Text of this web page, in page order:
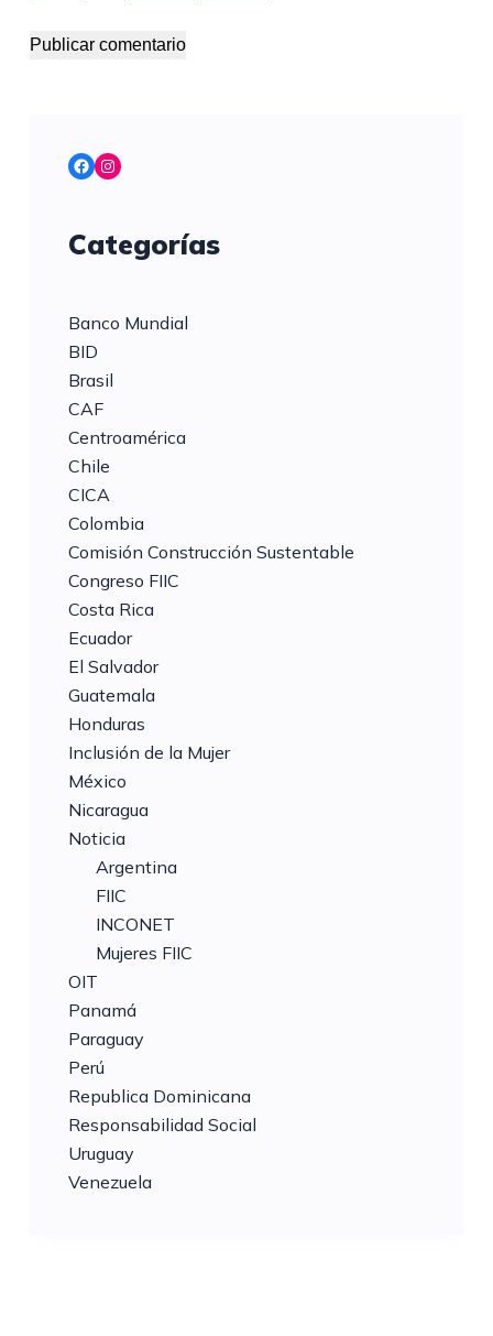
Publicar comentario
Facebook
Instagram
Categorías
Banco Mundial
BID
Brasil
CAF
Centroamérica
Chile
CICA
Colombia
Comisión Construcción Sustentable
Congreso FIIC
Costa Rica
Ecuador
El Salvador
Guatemala
Honduras
Inclusión de la Mujer
México
Nicaragua
Noticia
Argentina
FIIC
INCONET
Mujeres FIIC
OIT
Panamá
Paraguay
Perú
Republica Dominicana
Responsabilidad Social
Uruguay
Venezuela